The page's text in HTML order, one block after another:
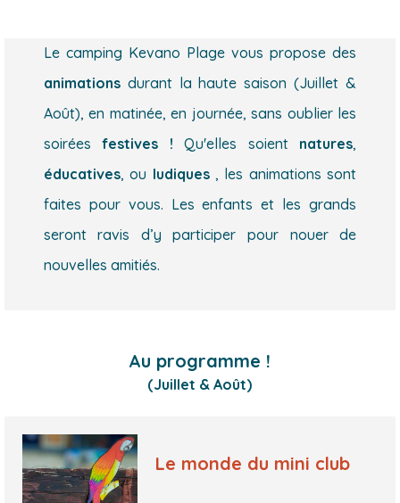
Le camping Kevano Plage vous propose des
animationsdurant la haute saison (Juillet &
Août), en matinée, en journée, sans oublier les
soiréesfestives ! Qu'elles soient natures,
éducatives, ou ludiques, les animations sont
faites pour vous. Les enfants et les grands
seront ravis d’y participer pour nouer de
nouvelles amitiés.
Au programme !
(Juillet & Août)
Le monde du mini club